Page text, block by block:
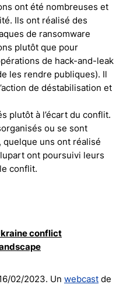
ont été nombreuses et
Ils ont réalisé des
de ransomware
plutôt que pour
de hack-and-leak
les rendre publiques). Il
de déstabilisation et
plutôt à l’écart du conflit.
ou se sont
uns ont réalisé
ont poursuivi leurs
conflit.
conflict
02/2023. Un webcast de